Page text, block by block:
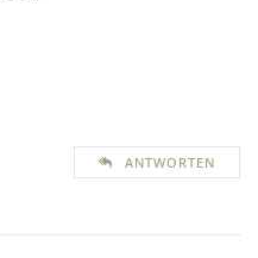
ANTWORTEN